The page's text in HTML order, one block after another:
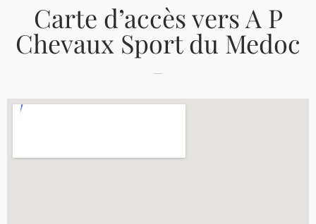
Carte d’accès vers A P
Chevaux Sport du Medoc